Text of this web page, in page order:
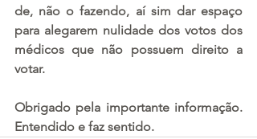
de, não o fazendo, aí sim dar espaço
para alegarem nulidade dos votos dos
médicos que não possuem direito a
votar.
Obrigado pela importante informação.
Entendido e faz sentido.